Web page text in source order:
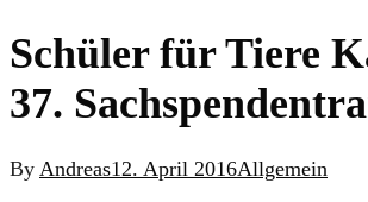
Schüler für Tiere
37.
By Andreas12. April 2016Allgemein